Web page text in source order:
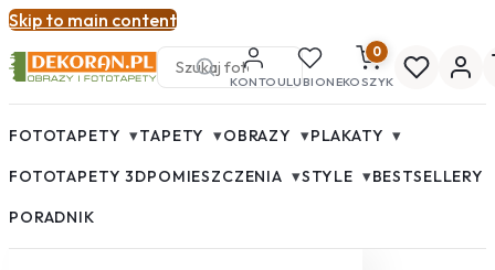
Skip to main content
KONTOULUBIONE
0
KOSZYK
FOTOTAPETY ▾TAPETY ▾OBRAZY ▾PLAKATY ▾
FOTOTAPETY 3DPOMIESZCZENIA ▾STYLE ▾BESTSELLERY
PORADNIK